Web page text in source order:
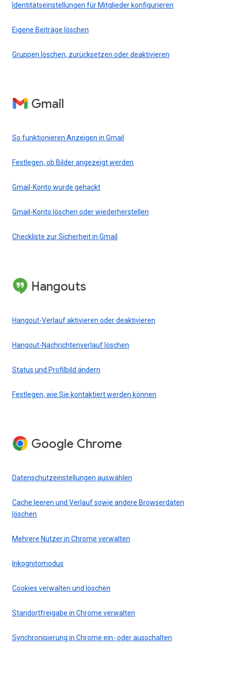
Identitätseinstellungen für Mitglieder konfigurieren
Eigene Beiträge löschen
Gruppen löschen, zurücksetzen oder deaktivieren
Gmail
So funktionieren Anzeigen in Gmail
Festlegen, ob Bilder angezeigt werden
Gmail-Konto wurde gehackt
Gmail-Konto löschen oder wiederherstellen
Checkliste zur Sicherheit in Gmail
Hangouts
Hangout-Verlauf aktivieren oder deaktivieren
Hangout-Nachrichtenverlauf löschen
Status und Profilbild ändern
Festlegen, wie Sie kontaktiert werden können
Google Chrome
Datenschutzeinstellungen auswählen
Cache leeren und Verlauf sowie andere Browserdaten
löschen
Mehrere Nutzer in Chrome verwalten
Inkognitomodus
Cookies verwalten und löschen
Standortfreigabe in Chrome verwalten
Synchronisierung in Chrome ein- oder ausschalten